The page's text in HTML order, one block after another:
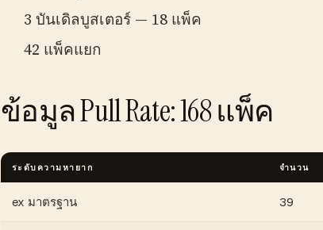
3 บันเดิลบูสเตอร์ — 18 แพ็ค
42 แพ็คแยก
ข้อมูล Pull Rate: 168 แพ็ค
ระดับความหายาก จำนวน
ex มาตรฐาน 39